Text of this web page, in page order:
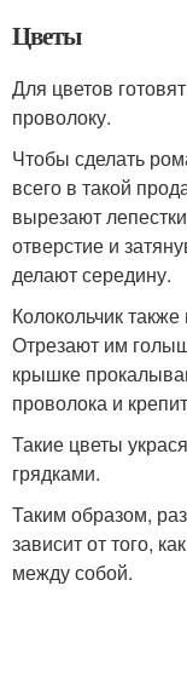
Цветы
Для цветов
проволоку.
Чтобы сделать
всего в такой
вырезают
отверстие и
делают середину.
Колокольчик
Отрезают им
крышке
проволока и
Такие цветы
грядками.
Таким образом,
зависит от того,
между собой.